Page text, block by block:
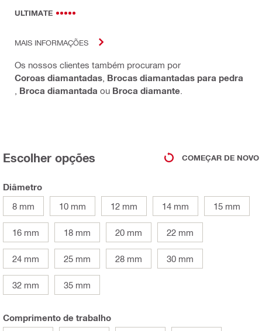
ULTIMATE
MAIS INFORMAÇÕES
Os nossos clientes também procuram por
Coroas diamantadas Brocas diamantadas para pedra
Broca diamantada ou Broca diamante
Escolher opções COMEÇAR DE NOVO
Diâmetro
8 mm
10 mm 12 mm 14 mm 15 mm
16 mm 18 mm 20 mm 22 mm
24 mm 25 mm 28 mm 30 mm
32 mm 35 mm
Comprimento de trabalho